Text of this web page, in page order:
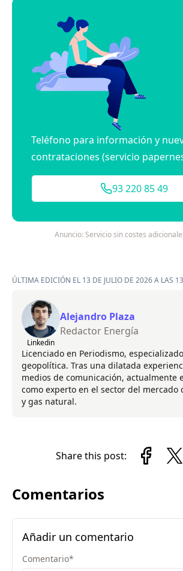
Teléfono para información y
contrataciones (servicio
93 220 85 49
Anuncio: Servicio sin costes
ÚLTIMA EDICIÓN EL 13 DE JULIO DE 2026 A LAS
Linkedin
Alejandro Plaza
Redactor Energía
Licenciado en Periodismo,
geopolítica. Tras una dilatada
medios de comunicación, actualmente
como experto en el sector del mercado
y gas natural.
Share this post:
Comentarios
Añadir un comentario
Comentario*